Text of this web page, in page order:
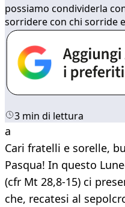
possiamo condividerla
sorridere con chi sorride
3 min di lettura
a
Cari fratelli e sorelle,
Pasqua! In questo
(cfr Mt 28,8-15) ci
che, recatesi al